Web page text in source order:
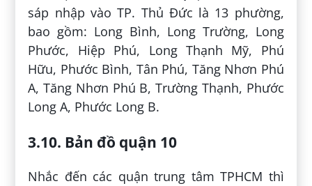
sáp nhập vào TP. Thủ Đức là 13 phường,
bao gồm: Long Bình, Long Trường, Long
Phước, Hiệp Phú, Long Thạnh Mỹ, Phú
Hữu, Phước Bình, Tân Phú, Tăng Nhơn Phú
A, Tăng Nhơn Phú B, Trường Thạnh, Phước
Long A, Phước Long B.
3.10. Bản đồ quận 10
Nhắc đến các quận trung tâm TPHCM thì